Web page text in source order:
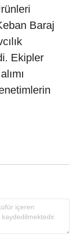
Baraj
Ekipler